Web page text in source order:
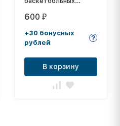
толщина нити: 2,6 мм
600 ₽
+30 бонусных
рублей
В корзину